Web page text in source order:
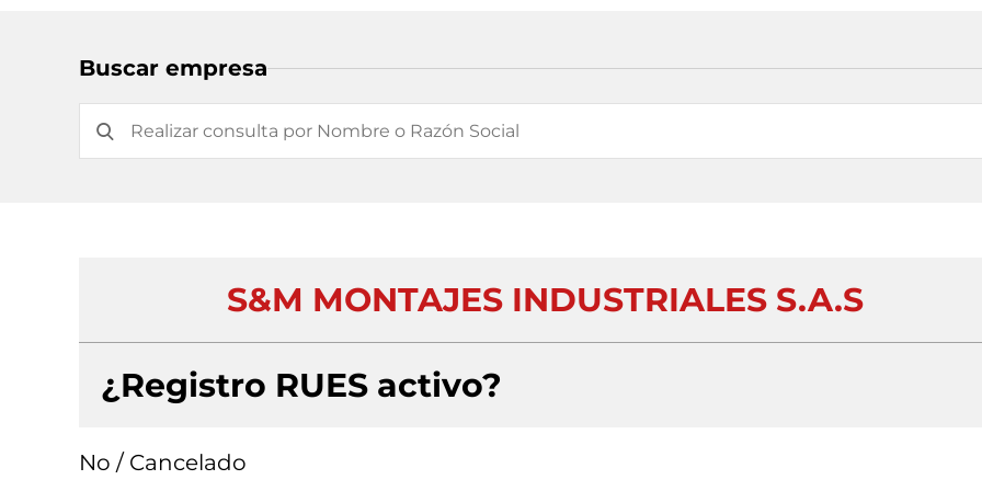
Buscar empresa
S&M MONTAJES INDUSTRIALES S.A.S
¿Registro RUES activo?
No / Cancelado